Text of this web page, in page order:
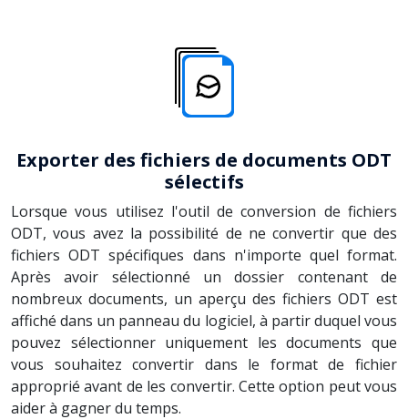
Exporter des fichiers de documents ODT
sélectifs
Lorsque vous utilisez l'outil de conversion de fichiers
ODT, vous avez la possibilité de ne convertir que des
fichiers ODT spécifiques dans n'importe quel format.
Après avoir sélectionné un dossier contenant de
nombreux documents, un aperçu des fichiers ODT est
affiché dans un panneau du logiciel, à partir duquel vous
pouvez sélectionner uniquement les documents que
vous souhaitez convertir dans le format de fichier
approprié avant de les convertir. Cette option peut vous
aider à gagner du temps.